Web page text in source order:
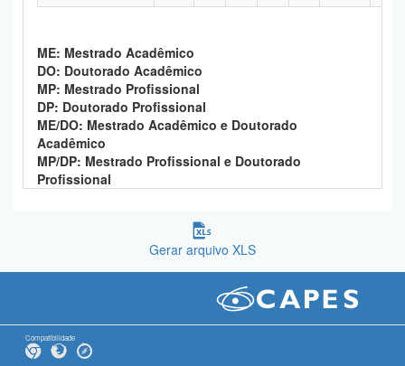
ME: Mestrado Acadêmico
DO: Doutorado Acadêmico
MP: Mestrado Profissional
DP: Doutorado Profissional
ME/DO: Mestrado Acadêmico e Doutorado
Acadêmico
MP/DP: Mestrado Profissional e Doutorado
Profissional
Gerar arquivo XLS
Compatibilidade